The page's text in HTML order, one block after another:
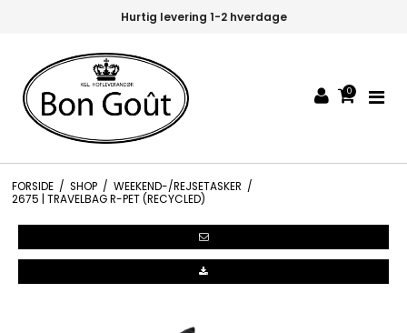
Hurtig levering 1-2 hverdage
0
FORSIDE / SHOP / WEEKEND-/REJSETASKER /
2675 | TRAVELBAG R-PET (RECYCLED)